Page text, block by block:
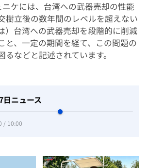
ニケには、台湾への武器売却の性能
樹立後の数年間のレベルを超えない
）台湾への武器売却を段階的に削減
と、一定の期間を経て、この問題の
るなどと記述されています。
日ニュース
/ 10:00